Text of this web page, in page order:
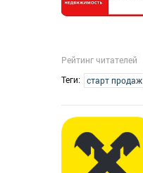
Рейтинг читателей
Теги:
старт продаж